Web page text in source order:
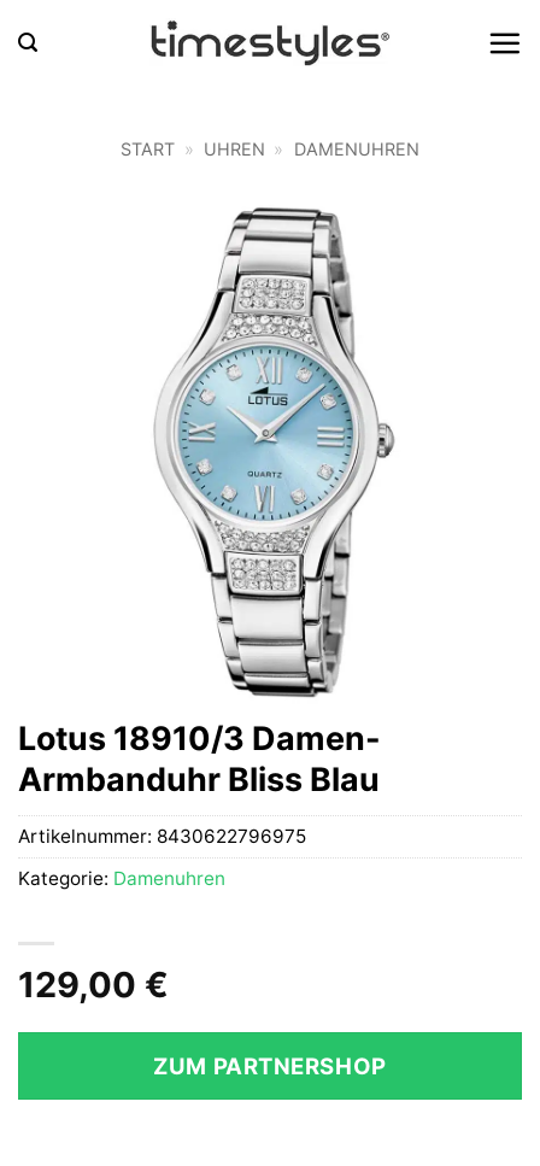
Inhalt
START » UHREN » DAMENUHREN
Lotus 18910/3 Damen-
Armbanduhr Bliss Blau
129,00 €
ZUM PARTNERSHOP
Artikelnummer: 8430622796975
Kategorie: Damenuhren